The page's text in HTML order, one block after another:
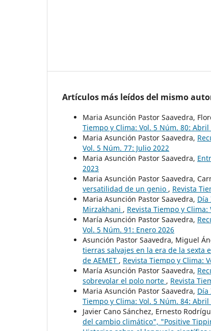
Artículos más leídos del mismo
Maria Asunción Pastor Saavedra,
Tiempo y Clima: Vol. 5 Núm. 80: Abril
Maria Asunción Pastor Saavedra,
Vol. 5 Núm. 77: Julio 2022
Maria Asunción Pastor Saavedra,
2023
Maria Asunción Pastor Saavedra,
versatilidad de un genio , Revista
Maria Asunción Pastor Saavedra,
Mirzakhani , Revista Tiempo y
María Asunción Pastor Saavedra,
Vol. 5 Núm. 91: Enero 2026
Asunción Pastor Saavedra, Miguel
tierras salvajes en la era de la sexta
de AEMET , Revista Tiempo y Clima:
María Asunción Pastor Saavedra,
sobrevolar el polo norte , Revista
Maria Asunción Pastor Saavedra,
Tiempo y Clima: Vol. 5 Núm. 84: Abril
Javier Cano Sánchez, Ernesto
del cambio climático", "Positive